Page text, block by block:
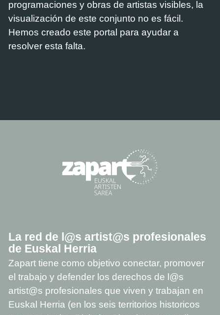
programaciones y obras de artistas visibles, la
visualización de este conjunto no es fácil.
Hemos creado este portal para ayudar a
resolver esta falta.
La red de l@s artist@s profesionales
de Euskal Herria
Zapart tiene como objetivo conectar, promover
el trabajo y defender los derechos de l@s
artist@s profesionales que viven y trabajan en
Euskal Herria (en los seis territorios historicos